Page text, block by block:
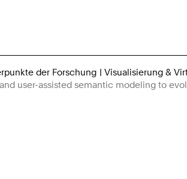
der Forschung Visualisierung &
user-assisted semantic modeling to